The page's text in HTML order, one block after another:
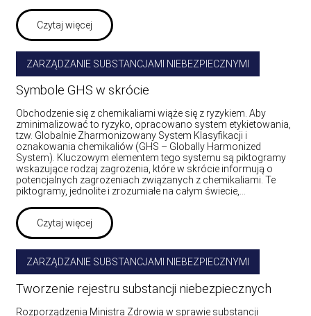
Czytaj więcej
ZARZĄDZANIE SUBSTANCJAMI NIEBEZPIECZNYMI
Symbole GHS w skrócie
Obchodzenie się z chemikaliami wiąże się z ryzykiem. Aby
zminimalizować to ryzyko, opracowano system etykietowania,
tzw. Globalnie Zharmonizowany System Klasyfikacji i
oznakowania chemikaliów (GHS – Globally Harmonized
System). Kluczowym elementem tego systemu są piktogramy
wskazujące rodzaj zagrożenia, które w skrócie informują o
potencjalnych zagrożeniach związanych z chemikaliami. Te
piktogramy, jednolite i zrozumiałe na całym świecie,…
Czytaj więcej
ZARZĄDZANIE SUBSTANCJAMI NIEBEZPIECZNYMI
Tworzenie rejestru substancji niebezpiecznych
Rozporządzenia Ministra Zdrowia w sprawie substancji